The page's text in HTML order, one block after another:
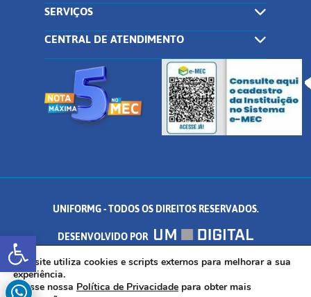
Abrir a barra de ferramentas
SERVIÇOS
CENTRAL DE ATENDIMENTO
UNIFORMG - TODOS OS DIREITOS RESERVADOS.
DESENVOLVIDO POR
AV. DR. ARNALDO DE SENNA, 328 - PALMEIRAS, FORMIGA/MG - CEP:
35.574.530
Este site utiliza cookies e scripts externos para melhorar a sua
experiência.
Acesse nossa Política de Privacidade para obter mais